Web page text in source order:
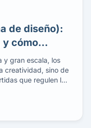
de diseño):
y cómo
y gran escala, los
creatividad, sino de
que regulen las
y decisiones
de diseño surge